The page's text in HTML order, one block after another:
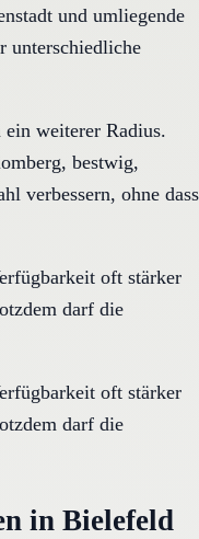
und umliegende
unterschiedliche
weiterer Radius.
bestwig,
verbessern, ohne dass
oft stärker
darf die
oft stärker
darf die
in Bielefeld